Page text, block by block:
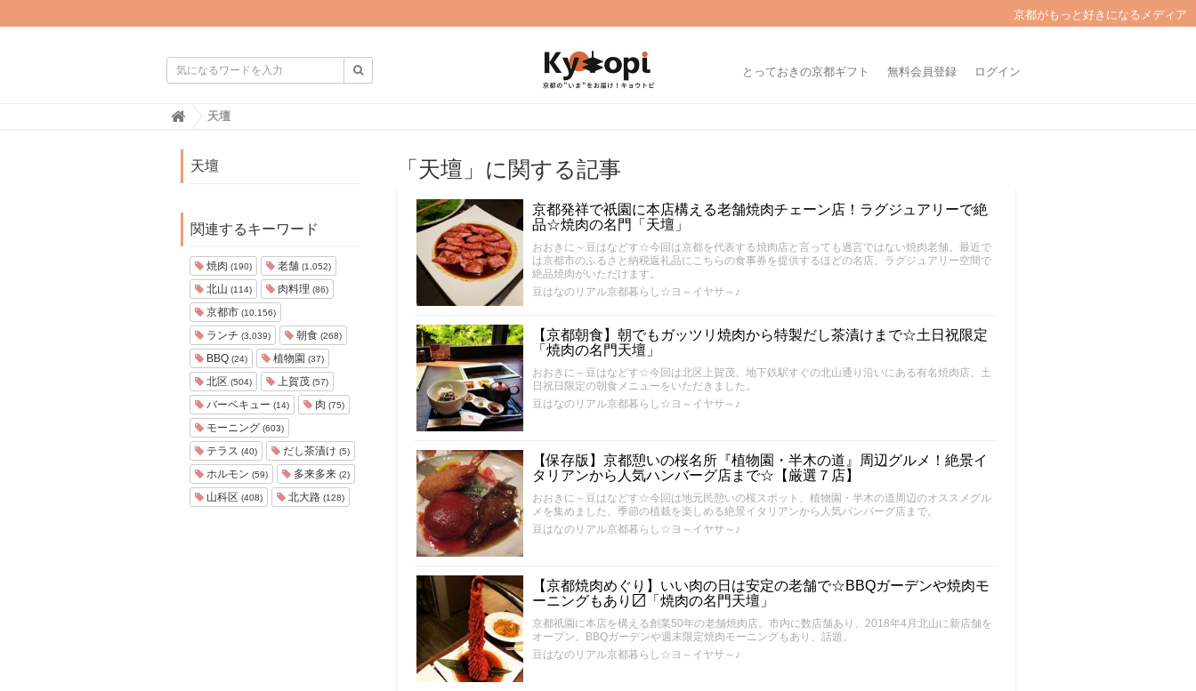
京都がもっと好きになるメディア
とっておきの京都ギフト 無料会員登録 ログイン
H
天壇
天壇
関連するキーワード
焼肉 (190) 老舗 (1,052)
北山 (114) 肉料理 (86)
京都市 (10,156)
ランチ (3,039) 朝食 (268)
BBQ (24) 植物園 (37)
北区 (504) 上賀茂 (57)
バーベキュー (14) 肉 (75)
モーニング (603)
テラス (40) だし茶漬け (5)
ホルモン (59) 多来多来 (2)
山科区 (408) 北大路 (128)
「天壇」に関する記事
京都発祥で祇園に本店構える老舗焼肉チェーン店！ラグジュアリーで絶
品☆焼肉の名門「天壇」
おおきに～豆はなどす☆今回は京都を代表する焼肉店と言っても過言ではない焼肉老舗。最近で
は京都市のふるさと納税返礼品にこちらの食事券を提供するほどの名店。ラグジュアリー空間で
絶品焼肉がいただけます。
豆はなのリアル京都暮らし☆ヨ～イヤサ～♪
【京都朝食】朝でもガッツリ焼肉から特製だし茶漬けまで☆土日祝限定
「焼肉の名門天壇」
おおきに～豆はなどす☆今回は北区上賀茂、地下鉄駅すぐの北山通り沿いにある有名焼肉店。土
日祝日限定の朝食メニューをいただきました。
豆はなのリアル京都暮らし☆ヨ～イヤサ～♪
【保存版】京都憩いの桜名所『植物園・半木の道』周辺グルメ！絶景イ
タリアンから人気ハンバーグ店まで☆【厳選７店】
おおきに～豆はなどす☆今回は地元民憩いの桜スポット、植物園・半木の道周辺のオススメグル
メを集めました。季節の植栽を楽しめる絶景イタリアンから人気パンバーグ店まで。
豆はなのリアル京都暮らし☆ヨ～イヤサ～♪
【京都焼肉めぐり】いい肉の日は安定の老舗で☆BBQガーデンや焼肉モ
ーニングもあり〼「焼肉の名門天壇」
京都祇園に本店を構える創業50年の老舗焼肉店。市内に数店舗あり、2018年4月北山に新店舗を
オープン。BBQガーデンや週末限定焼肉モーニングもあり、話題。
豆はなのリアル京都暮らし☆ヨ～イヤサ～♪